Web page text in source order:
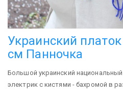
Украинский
см Панночка
Большой украинский национальный
электрик с кистями - бахромой в